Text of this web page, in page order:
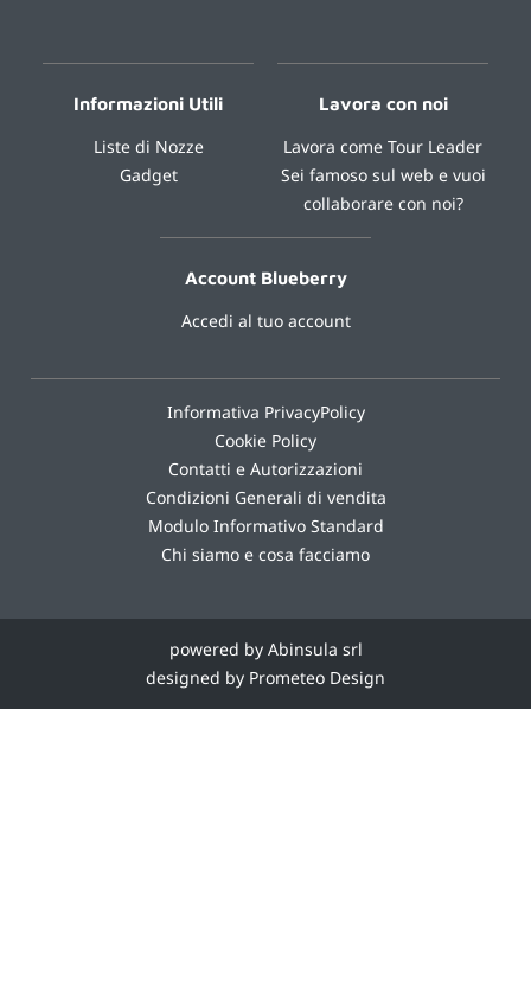
Informazioni Utili
Liste di Nozze
Gadget
Lavora con noi
Lavora come Tour Leader
Sei famoso sul web e vuoi
collaborare con noi?
Account Blueberry
Accedi al tuo account
Informativa PrivacyPolicy
Cookie Policy
Contatti e Autorizzazioni
Condizioni Generali di vendita
Modulo Informativo Standard
Chi siamo e cosa facciamo
powered by Abinsula srl
designed by Prometeo Design